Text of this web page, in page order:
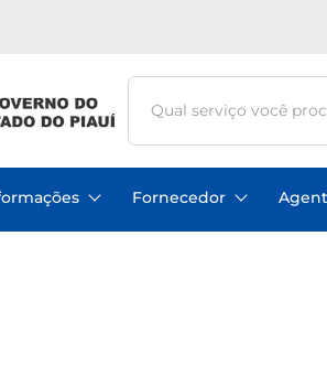
Fornecedor